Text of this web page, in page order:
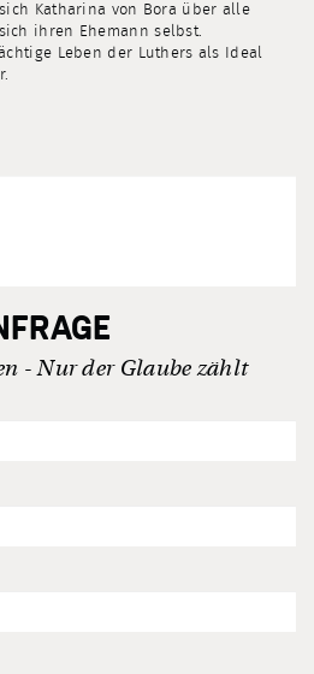
Katharina von Bora über alle
ihren Ehemann selbst.
Leben der Luthers als Ideal
- Nur der Glaube zählt